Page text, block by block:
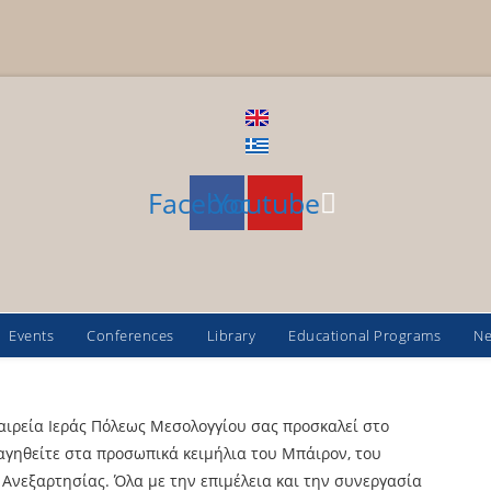
Facebook
Youtube
Events Conferences Library Educational Programs